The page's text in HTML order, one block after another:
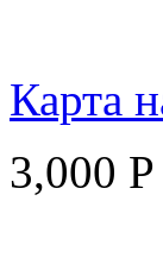
Карта
3,000 Р